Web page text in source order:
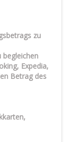
zu
begleichen
Expedia,
Betrag des